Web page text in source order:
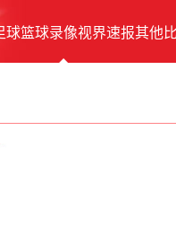
球篮球录像视界速报其他